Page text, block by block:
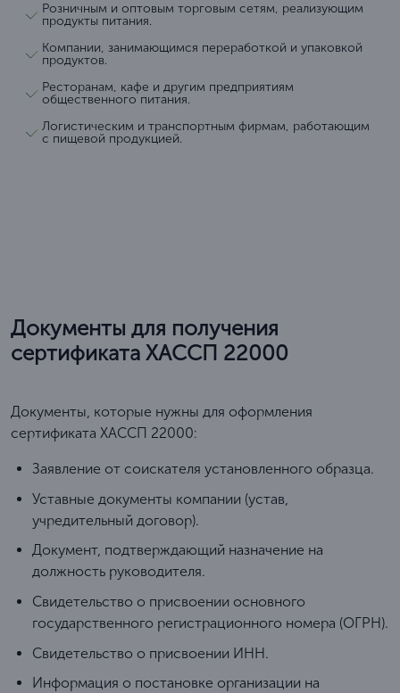
Розничным и оптовым торговым сетям, реализующим
продукты питания.
Компании, занимающимся переработкой и упаковкой
продуктов.
Ресторанам, кафе и другим предприятиям
общественного питания.
Логистическим и транспортным фирмам, работающим
с пищевой продукцией.
Документы для получения
сертификата ХАССП 22000
Документы, которые нужны для оформления
сертификата ХАССП 22000:
Заявление от соискателя установленного образца.
Уставные документы компании (устав,
учредительный договор).
Документ, подтверждающий назначение на
должность руководителя.
Свидетельство о присвоении основного
государственного регистрационного номера (ОГРН).
Свидетельство о присвоении ИНН.
Информация о постановке организации на